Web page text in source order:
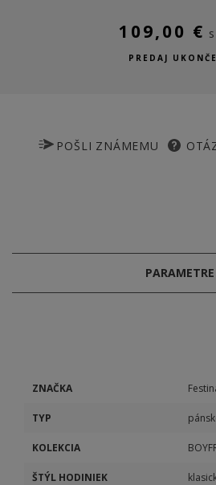
109,00 €
PREDAJ
POŠLI ZNÁMEMU
PARAMETRE
ZNAČKA
TYP
KOLEKCIA
ŠTÝL HODINIEK